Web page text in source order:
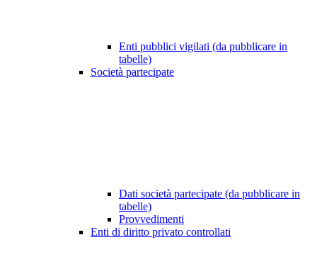
Enti pubblici vigilati (da pubblicare in
tabelle)
Società partecipate
Dati società partecipate (da pubblicare in
tabelle)
Provvedimenti
Enti di diritto privato controllati